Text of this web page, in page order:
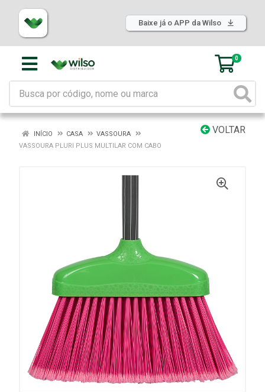
Baixe já o APP da Wilso
0
VOLTAR
INÍCIO CASA
VASSOURA
VASSOURA PLURI PLUS MULTILAR COM CABO